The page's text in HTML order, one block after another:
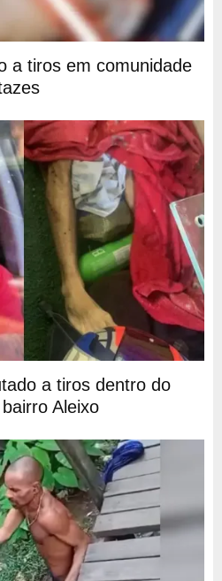
a tiros em comunidade
a tiros dentro do
Aleixo